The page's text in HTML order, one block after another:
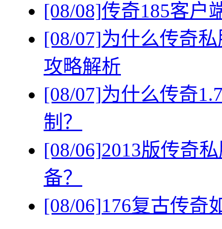
[08/08]传奇185客户
[08/07]为什么传奇
攻略解析
[08/07]为什么传奇
制？
[08/06]2013版传奇
备？
[08/06]176复古传奇